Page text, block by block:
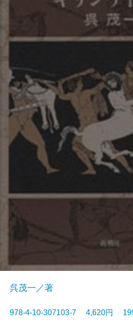
呉茂一／著
978-4-10-307103-7 4,620円